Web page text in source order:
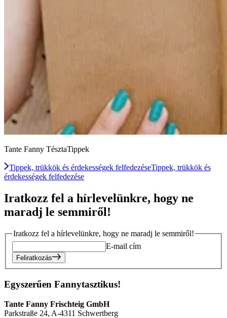
Tante Fanny TésztaTippek
Tippek, trükkök és érdekességek felfedezéseTippek, trükkök és
érdekességek felfedezése
Iratkozz fel a hírlevelünkre, hogy ne
maradj le semmiről!
Iratkozz fel a hírlevelünkre, hogy ne maradj le semmiről!
E-mail cím
Feliratkozás
Egyszerűen Fannytasztikus!
Tante Fanny Frischteig GmbH
Parkstraße 24, A-4311 Schwertberg